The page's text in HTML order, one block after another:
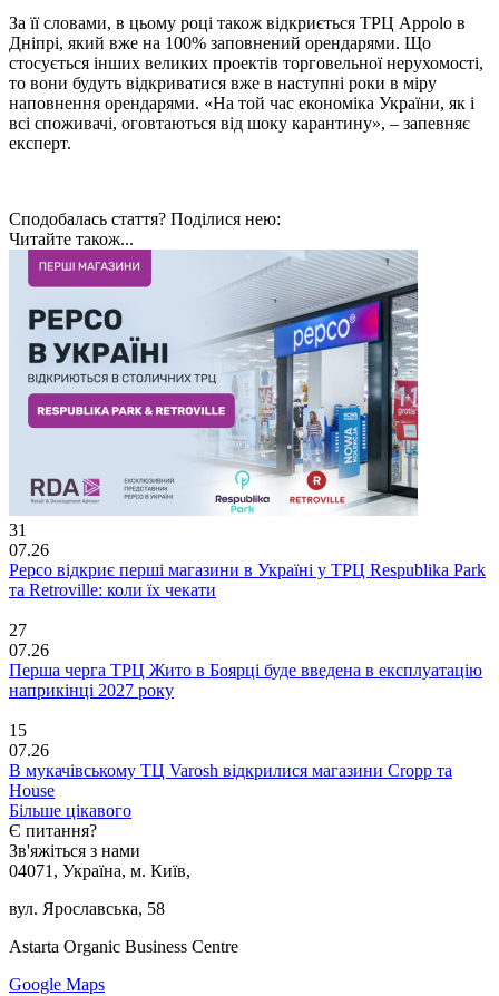
За її словами, в цьому році також відкриється ТРЦ Appolo в
Дніпрі, який вже на 100% заповнений орендарями. Що
стосується інших великих проектів торговельної нерухомості,
то вони будуть відкриватися вже в наступні роки в міру
наповнення орендарями. «На той час економіка України, як і
всі споживачі, оговтаються від шоку карантину», – запевняє
експерт.
Сподобалась стаття? Поділися нею:
Читайте також...
31
07.26
Pepco відкриє перші магазини в Україні у ТРЦ Respublika Park
та Retroville: коли їх чекати
27
07.26
Перша черга ТРЦ Жито в Боярці буде введена в експлуатацію
наприкінці 2027 року
15
07.26
В мукачівському ТЦ Varosh відкрилися магазини Cropp та
House
Більше цікавого
Є питання?
Зв'яжіться з нами
04071, Україна, м. Київ,
вул. Ярославська, 58
Astarta Organic Business Centre
Google Maps